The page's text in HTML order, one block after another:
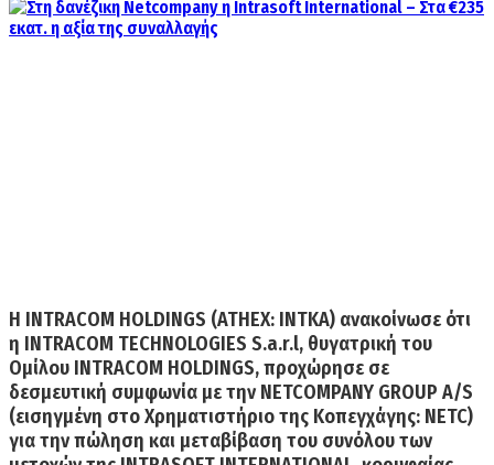
Η INTRACOM HOLDINGS (ATHEX: INTKA) ανακοίνωσε ότι
η INTRACOM TECHNOLOGIES S.a.r.l, θυγατρική του
Ομίλου INTRACOM HOLDINGS, προχώρησε σε
δεσμευτική συμφωνία με την NETCOMPANY GROUP A/S
(εισηγμένη στο Χρηματιστήριο της Κοπεγχάγης: NETC)
για την πώληση και μεταβίβαση του συνόλου των